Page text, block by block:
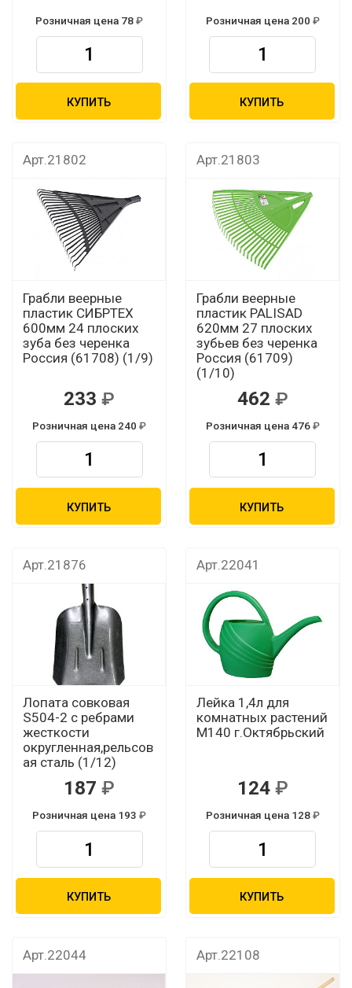
Розничная цена 78
КУПИТЬ
Розничная цена 200
КУПИТЬ
Арт.21802
Грабли веерные
пластик СИБРТЕХ
600мм 24 плоских
зуба без черенка
Россия (61708) (1/9)
233
Розничная цена 240
КУПИТЬ
Арт.21803
Грабли веерные
пластик PALISAD
620мм 27 плоских
зубьев без черенка
Россия (61709)
(1/10)
462
Розничная цена 476
КУПИТЬ
Арт.21876
Лопата совковая
S504-2 с ребрами
жесткости
округленная,рельсов
ая сталь (1/12)
187
Розничная цена 193
КУПИТЬ
Арт.22041
Лейка 1,4л для
комнатных растений
М140 г.Октябрьский
124
Розничная цена 128
КУПИТЬ
Арт.22044 Арт.22108